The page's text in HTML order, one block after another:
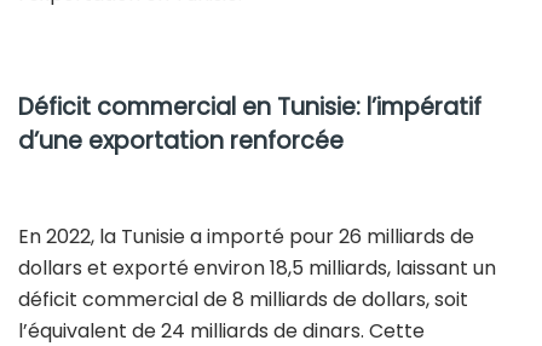
Déficit commercial en Tunisie: l’impératif
d’une exportation renforcée
En 2022, la Tunisie a importé pour 26 milliards de
dollars et exporté environ 18,5 milliards, laissant un
déficit commercial de 8 milliards de dollars, soit
l’équivalent de 24 milliards de dinars. Cette